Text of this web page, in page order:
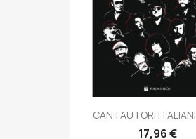
CANTAUTORI ITALIANI
17,96 €